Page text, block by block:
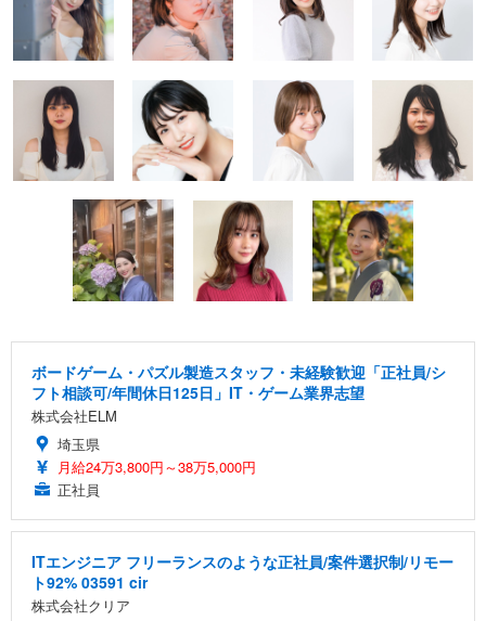
ボードゲーム・パズル製造スタッフ・未経験歓迎「正社員/シ
フト相談可/年間休日125日」IT・ゲーム業界志望
株式会社ELM
埼玉県
月給24万3,800円～38万5,000円
正社員
ITエンジニア フリーランスのような正社員/案件選択制/リモー
ト92% 03591 cir
株式会社クリア